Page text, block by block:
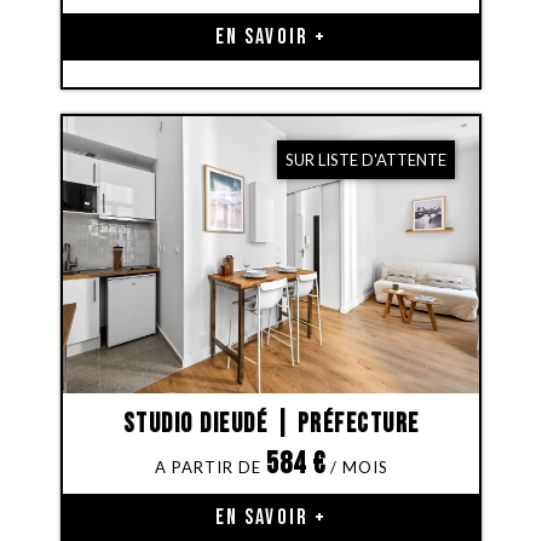
EN SAVOIR +
SUR LISTE D'ATTENTE
Studio Dieudé | Préfecture
584€
EN SAVOIR +